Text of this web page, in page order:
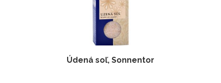
Údená soľ, Sonnentor